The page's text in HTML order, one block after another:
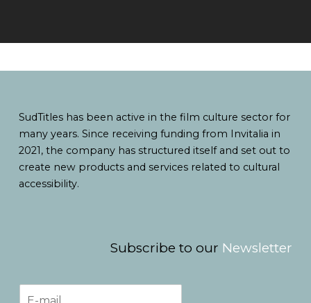
SudTitles has been active in the film culture sector for
many years. Since receiving funding from Invitalia in
2021, the company has structured itself and set out to
create new products and services related to cultural
accessibility.
Subscribe to our Newsletter